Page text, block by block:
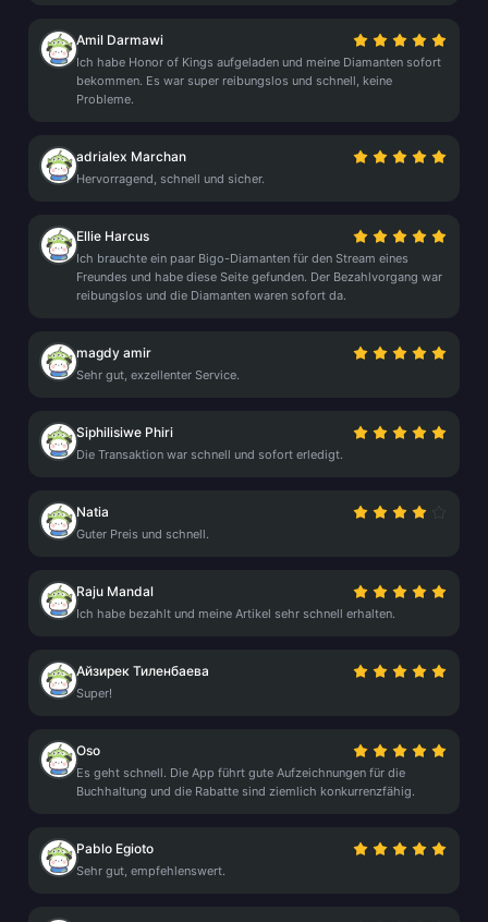
Amil Darmawi
Ich habe Honor of Kings aufgeladen und meine Diamanten sofort
bekommen. Es war super reibungslos und schnell, keine
Probleme.
adrialex Marchan
Hervorragend, schnell und sicher.
Ellie Harcus
Ich brauchte ein paar Bigo-Diamanten für den Stream eines
Freundes und habe diese Seite gefunden. Der Bezahlvorgang war
reibungslos und die Diamanten waren sofort da.
magdy amir
Sehr gut, exzellenter Service.
Siphilisiwe Phiri
Die Transaktion war schnell und sofort erledigt.
Natia
Guter Preis und schnell.
Raju Mandal
Ich habe bezahlt und meine Artikel sehr schnell erhalten.
Айзирек Тиленбаева
Super!
Oso
Es geht schnell. Die App führt gute Aufzeichnungen für die
Buchhaltung und die Rabatte sind ziemlich konkurrenzfähig.
Pablo Egioto
Sehr gut, empfehlenswert.